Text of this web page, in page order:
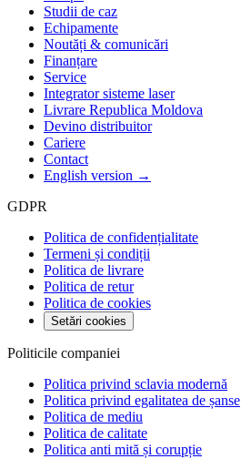
Studii de caz
Echipamente
Noutăți & comunicări
Finanțare
Service
Integrator sisteme laser
Livrare Republica Moldova
Devino distribuitor
Cariere
Contact
English version →
GDPR
Politica de confidențialitate
Termeni și condiții
Politica de livrare
Politica de retur
Politica de cookies
Setări cookies
Politicile companiei
Politica privind sclavia modernă
Politica privind egalitatea de șanse
Politica de mediu
Politica de calitate
Politica anti mită și corupție